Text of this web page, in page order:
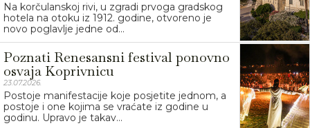
Na korčulanskoj rivi, u zgradi prvoga gradskog
hotela na otoku iz 1912. godine, otvoreno je
novo poglavlje jedne od...
Poznati Renesansni festival ponovno
osvaja Koprivnicu
23.07.2026.
Postoje manifestacije koje posjetite jednom, a
postoje i one kojima se vraćate iz godine u
godinu. Upravo je takav...